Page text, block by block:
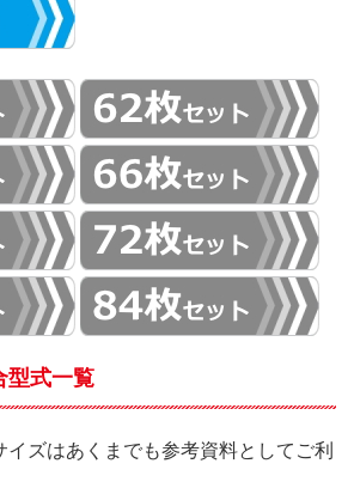
式一覧
ズはあくまでも参考資料としてご利